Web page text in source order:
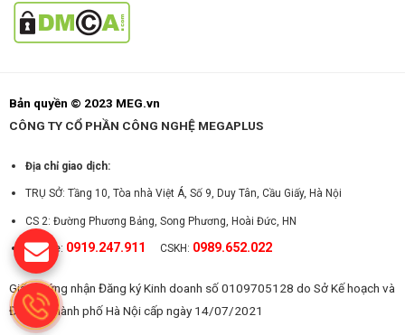
Bản quyền © 2023 MEG.vn
CÔNG TY CỔ PHẦN CÔNG NGHỆ MEGAPLUS
Địa chỉ giao dịch:
TRỤ SỞ: Tầng 10, Tòa nhà Việt Á, Số 9, Duy Tân, Cầu Giấy, Hà Nội
CS 2: Đường Phương Bảng, Song Phương, Hoài Đức, HN
Hotline: 0919.247.911 CSKH: 0989.652.022
Giấy chứng nhận Đăng ký Kinh doanh số 0109705128 do Sở Kế hoạch và
Đầu tư Thành phố Hà Nội cấp ngày 14/07/2021